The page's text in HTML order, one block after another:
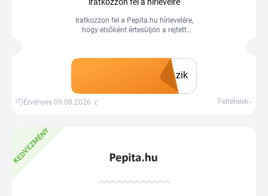
Iratkozzon fel a Pepita.hu hírlevelére,
hogy elsőként értesüljön a rejtett
vásároljon kedvező árakon.
Kupon megszerzése
zik
Érvényes 09.08.2026-ig Feltételek
KEDVEZMÉNY